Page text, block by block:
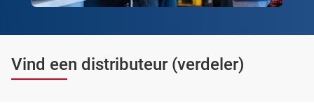
Vind een distributeur (verdeler)